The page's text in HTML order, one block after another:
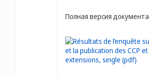
Полная версия документа